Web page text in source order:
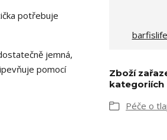
potřebuje
jemná,
pomocí
Zboží
kategoriích
Péče o